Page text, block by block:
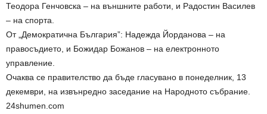
Теодора Генчовска – на външните работи, и Радостин Василев
– на спорта.
От „Демократична България”: Надежда Йорданова – на
правосъдието, и Божидар Божанов – на електронното
управление.
Очаква се правителство да бъде гласувано в понеделник, 13
декември, на извънредно заседание на Народното събрание.
24shumen.com